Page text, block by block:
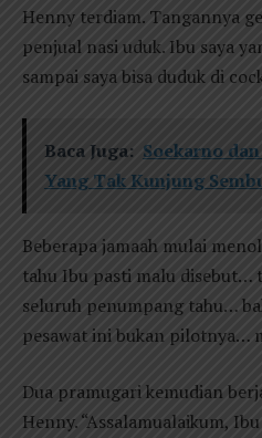
Henny terdiam. Tangannya
penjual nasi uduk. Ibu saya
sampai saya bisa duduk di
Baca Juga: Soekarno
Yang Tak Kunjung
Beberapa jamaah mulai
tahu Ibu pasti malu disebut…
seluruh penumpang tahu…
pesawat ini bukan pilotnya…
Dua pramugari kemudian
Henny. “Assalamualaikum,